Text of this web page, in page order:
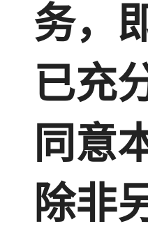
务，
已充
同意
除非